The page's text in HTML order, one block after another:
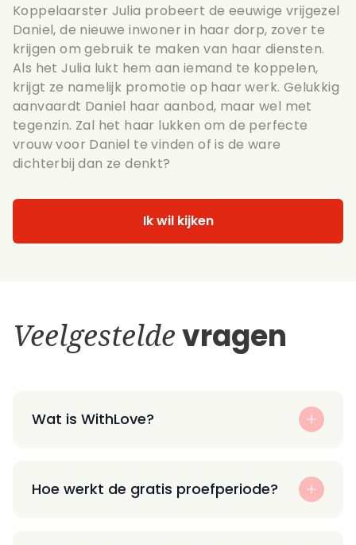
Koppelaarster Julia probeert de eeuwige vrijgezel
Daniel, de nieuwe inwoner in haar dorp, zover te
krijgen om gebruik te maken van haar diensten.
Als het Julia lukt hem aan iemand te koppelen,
krijgt ze namelijk promotie op haar werk. Gelukkig
aanvaardt Daniel haar aanbod, maar wel met
tegenzin. Zal het haar lukken om de perfecte
vrouw voor Daniel te vinden of is de ware
dichterbij dan ze denkt?
Ik wil kijken
Veelgesteldevragen
Wat is WithLove?
Hoe werkt de gratis proefperiode?